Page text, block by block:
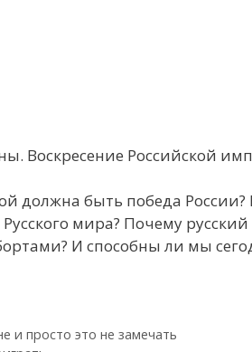
Воскресение Российской
должна быть победа
мира? Почему русский
И способны ли мы
и просто это не замечать